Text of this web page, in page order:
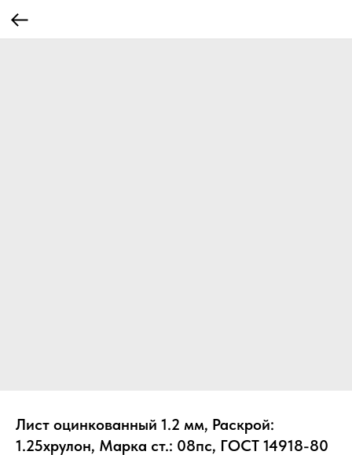
Лист оцинкованный 1.2 мм, Раскрой:
1.25хрулон, Марка ст.: 08пс, ГОСТ 14918-80